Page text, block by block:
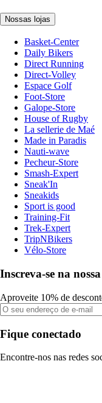
Nossas lojas
Basket-Center
Daily Bikers
Direct Running
Direct-Volley
Espace Golf
Foot-Store
Galope-Store
House of Rugby
La sellerie de Maé
Made in Paradis
Nauti-wave
Pecheur-Store
Smash-Expert
Sneak'In
Sneakids
Sport is good
Training-Fit
Trek-Expert
TripNBikers
Vélo-Store
Inscreva-se na
Aproveite 10% de
Fique conectado
Encontre-nos nas redes